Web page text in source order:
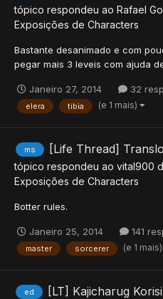
tópico respondeu ao Rafael
Exposições de Characters
Bastante desanimado e com
pegar mais 3 leveis com ajuda
Janeiro 27, 2014 32
elera tibia (e 1 mais)
ms [Life Thread]
tópico respondeu ao vital900
Exposições de Characters
Botter rules.
Janeiro 25, 2014 141
master sorcerer (e 1 mais)
ed [LT] Kajicharug